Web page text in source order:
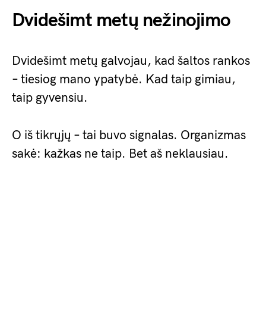
Dvidešimt metų nežinojimo
Dvidešimt metų galvojau, kad šaltos rankos
– tiesiog mano ypatybė. Kad taip gimiau,
taip gyvensiu.
O iš tikrųjų – tai buvo signalas. Organizmas
sakė: kažkas ne taip. Bet aš neklausiau.